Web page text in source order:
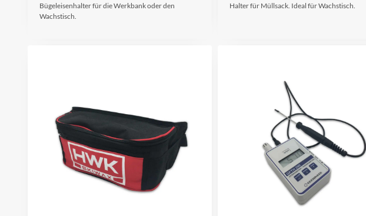
Bügeleisenhalter für die Werkbank oder den
Wachstisch.
Halter für Müllsack. Ideal für Wachstisch.